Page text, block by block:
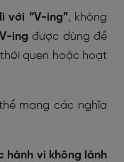
với “V-ing”, không
ing được dùng để
quen hoặc hoạt
mang các nghĩa
hành vi không lành